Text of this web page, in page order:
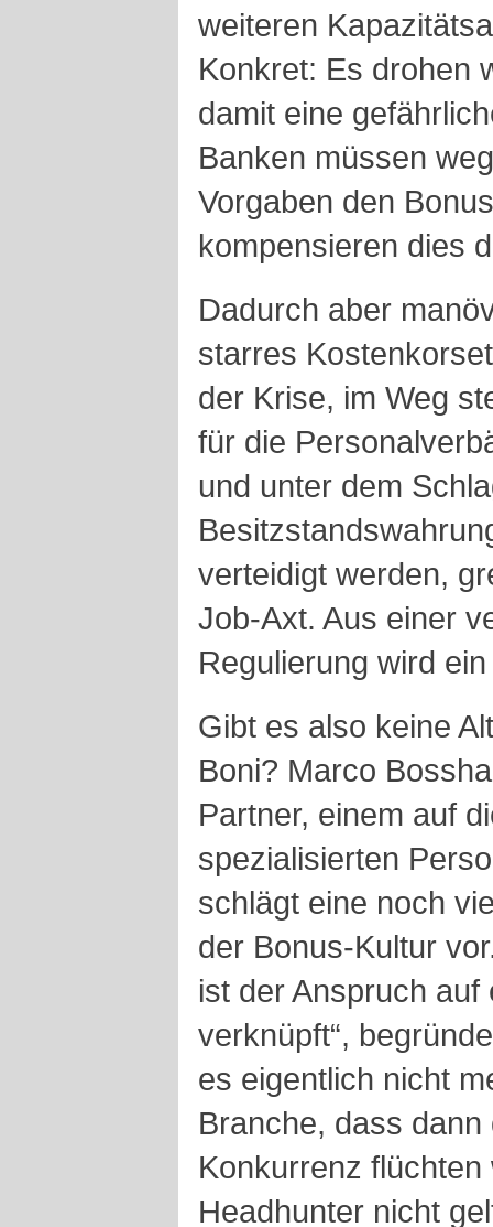
weiteren
Konkret: Es drohen
damit eine
Banken müssen
Vorgaben den
kompensieren dies
Dadurch aber
starres
der Krise, im Weg
für die
und unter dem
verteidigt werden,
Job-Axt. Aus einer
Regulierung wird
Gibt es also keine
Boni? Marco
Partner, einem auf
spezialisierten
schlägt eine noch
der Bonus-Kultur
ist der Anspruch
verknüpft“,
es eigentlich nicht
Branche, dass
Konkurrenz
Headhunter nicht